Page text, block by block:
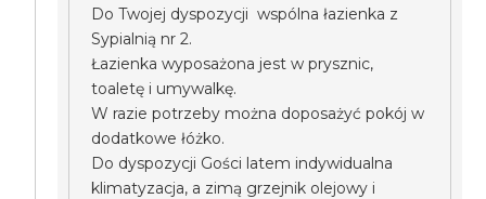
Do Twojej dyspozycji wspólna łazienka z
Sypialnią nr 2.
Łazienka wyposażona jest w prysznic,
toaletę i umywalkę.
W razie potrzeby można doposażyć pokój w
dodatkowe łóżko.
Do dyspozycji Gości latem indywidualna
klimatyzacja, a zimą grzejnik olejowy i